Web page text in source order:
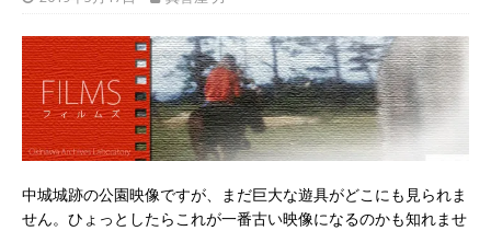
中城城跡の公園映像ですが、まだ巨大な遊具がどこにも見られま
せん。ひょっとしたらこれが一番古い映像になるのかも知れませ